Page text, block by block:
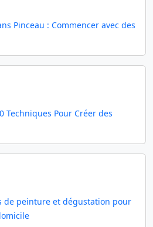
Pinceau : Commencer avec des
Techniques Pour Créer des
de peinture et dégustation pour